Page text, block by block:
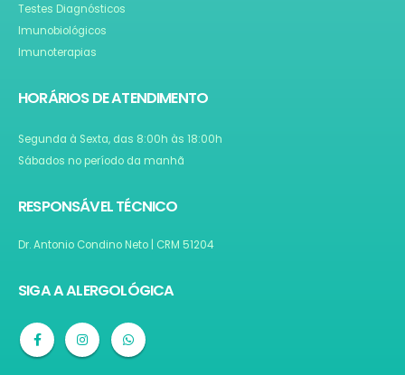
Testes Diagnósticos
Imunobiológicos
Imunoterapias
HORÁRIOS DE ATENDIMENTO
Segunda à Sexta, das 8:00h às 18:00h
Sábados no período da manhã
RESPONSÁVEL TÉCNICO
Dr. Antonio Condino Neto | CRM 51204
SIGA A ALERGOLÓGICA